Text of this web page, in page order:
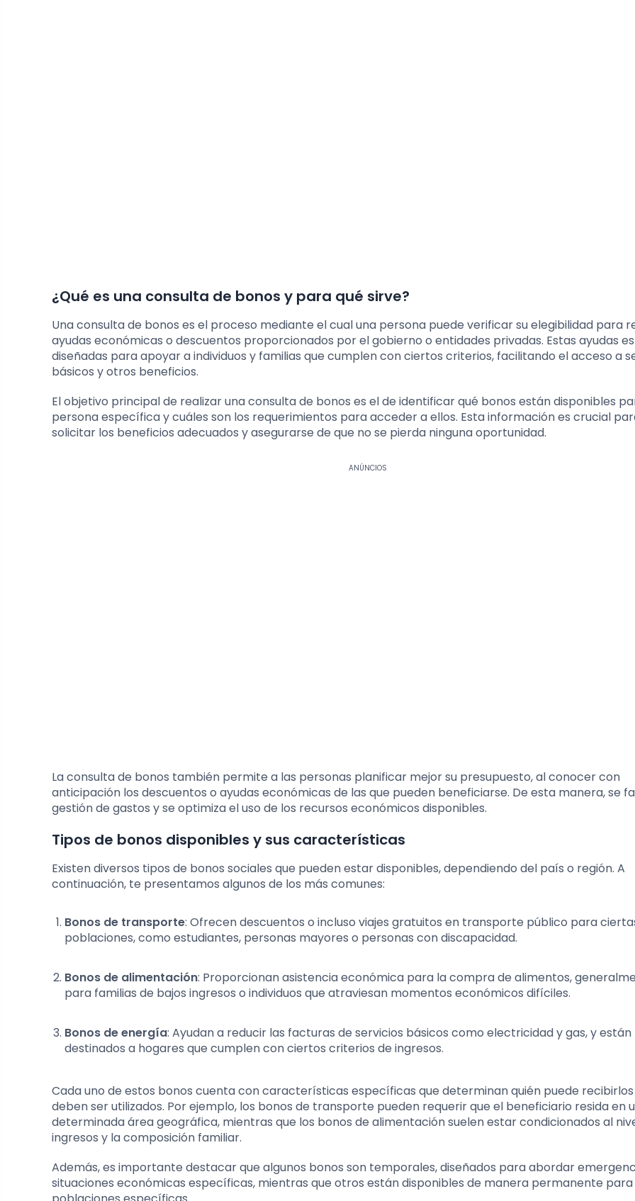
¿Qué es una consulta de bonos y para qué sirve?
Una consulta de bonos es el proceso mediante el cual una persona puede verificar su elegibilidad para
ayudas económicas o descuentos proporcionados por el gobierno o entidades privadas. Estas ayudas
diseñadas para apoyar a individuos y familias que cumplen con ciertos criterios, facilitando el acceso a
básicos y otros beneficios.
El objetivo principal de realizar una consulta de bonos es el de identificar qué bonos están disponibles
persona específica y cuáles son los requerimientos para acceder a ellos. Esta información es crucial
solicitar los beneficios adecuados y asegurarse de que no se pierda ninguna oportunidad.
ANÚNCIOS
La consulta de bonos también permite a las personas planificar mejor su presupuesto, al conocer con
anticipación los descuentos o ayudas económicas de las que pueden beneficiarse. De esta manera, se
gestión de gastos y se optimiza el uso de los recursos económicos disponibles.
Tipos de bonos disponibles y sus características
Existen diversos tipos de bonos sociales que pueden estar disponibles, dependiendo del país o región. A
continuación, te presentamos algunos de los más comunes:
Bonos de transporte: Ofrecen descuentos o incluso viajes gratuitos en transporte público para
poblaciones, como estudiantes, personas mayores o personas con discapacidad.
Bonos de alimentación: Proporcionan asistencia económica para la compra de alimentos,
para familias de bajos ingresos o individuos que atraviesan momentos económicos difíciles.
Bonos de energía: Ayudan a reducir las facturas de servicios básicos como electricidad y gas, y están
destinados a hogares que cumplen con ciertos criterios de ingresos.
Cada uno de estos bonos cuenta con características específicas que determinan quién puede
deben ser utilizados. Por ejemplo, los bonos de transporte pueden requerir que el beneficiario resida en
determinada área geográfica, mientras que los bonos de alimentación suelen estar condicionados al
ingresos y la composición familiar.
Además, es importante destacar que algunos bonos son temporales, diseñados para abordar
situaciones económicas específicas, mientras que otros están disponibles de manera permanente para